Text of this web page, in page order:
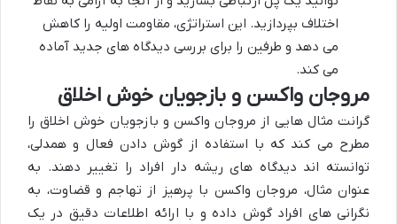
اختلاف بپردازید. این استراتژی، مقاومت اولیه را کاهش
می دهد و طرفین را برای بررسی دیدگاه های جدید آماده
می کند.
مروجان واکسن و بازجویان خوش اخلاق
گرانت مثال هایی از مروجان واکسن و بازجویان خوش اخلاق را
مطرح می کند که با استفاده از گوش دادن فعال و همدلی،
توانسته اند دیدگاه های ریشه دار افراد را تغییر دهند. به
عنوان مثال، مروجان واکسن با پرهیز از تهاجم و قضاوت، به
نگرانی های افراد گوش داده و با ارائه اطلاعات دقیق در یک